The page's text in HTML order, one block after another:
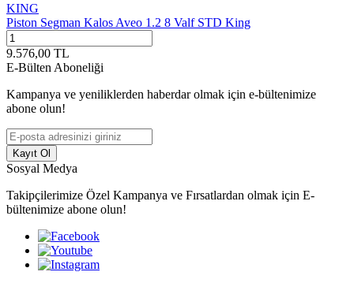
KING
Piston Segman Kalos Aveo 1.2 8 Valf STD King
9.576,00 TL
E-Bülten Aboneliği
Kampanya ve yeniliklerden haberdar olmak için e-bültenimize
abone olun!
Kayıt Ol
Sosyal Medya
Takipçilerimize Özel Kampanya ve Fırsatlardan olmak için E-
bültenimize abone olun!